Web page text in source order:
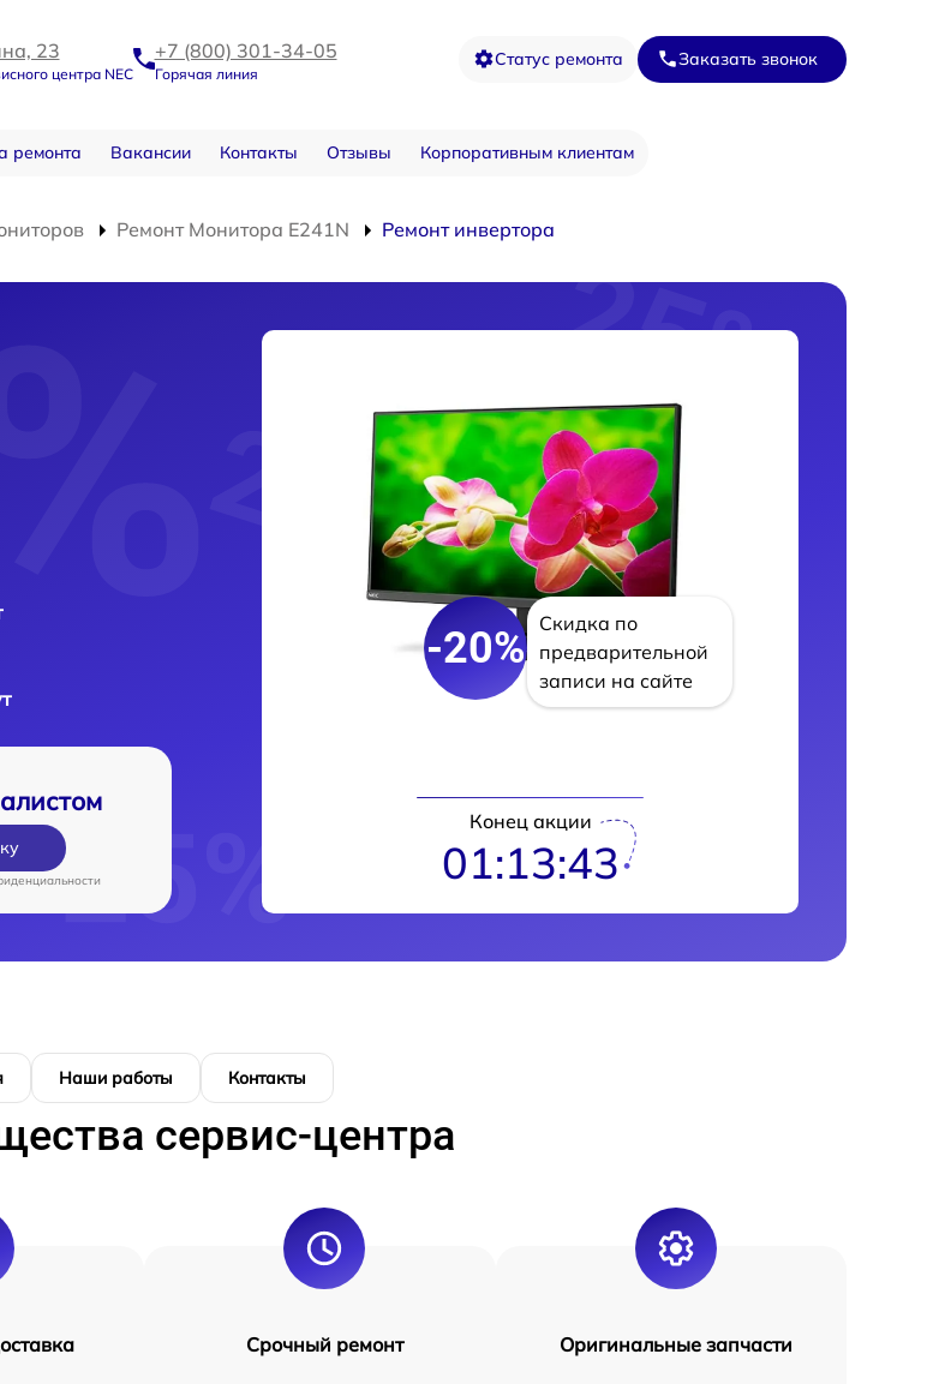
23
центра NEC
+7 (800) 301-34-05
Горячая линия
Статус ремонта Заказать звонок
ремонта Вакансии Контакты Отзывы Корпоративным клиентам
Ремонт Монитора E241N Ремонт инвертора
-20%
Скидка по
предварительной
записи на сайте
Конец акции
01:13:42
Наши работы Контакты
сервис-центра
Срочный ремонт Оригинальные запчасти